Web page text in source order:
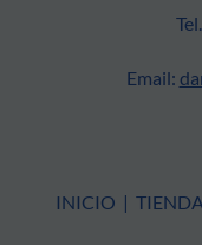
Email:
INICIO | TIENDA